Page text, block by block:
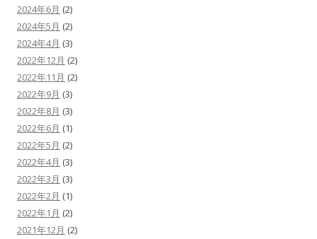
2024年6月 (2)
2024年5月 (2)
2024年4月 (3)
2022年12月 (2)
2022年11月 (2)
2022年9月 (3)
2022年8月 (3)
2022年6月 (1)
2022年5月 (2)
2022年4月 (3)
2022年3月 (3)
2022年2月 (1)
2022年1月 (2)
2021年12月 (2)